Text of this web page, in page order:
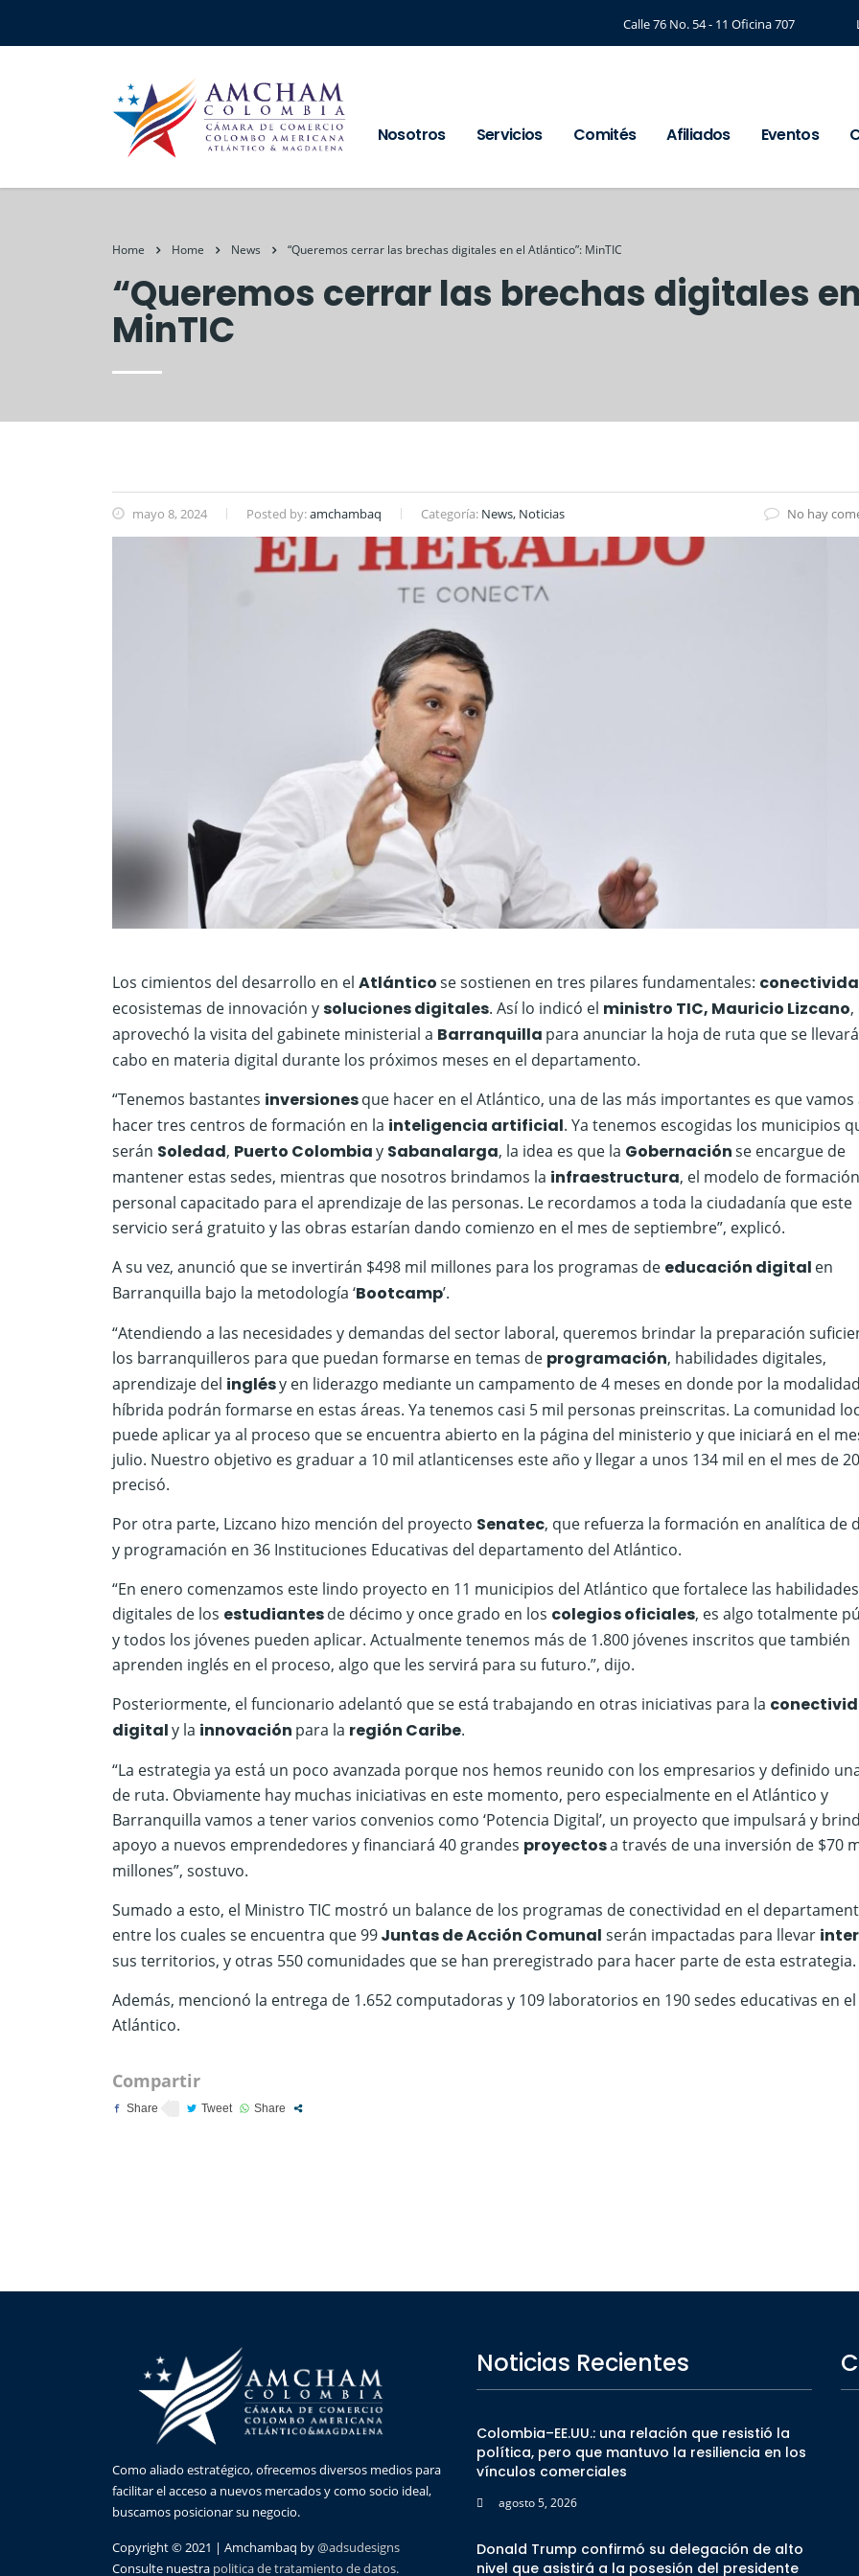
Calle 76 No. 54 - 11 Oficina 707
Nosotros Servicios Comités Afiliados Eventos
Home Home News “Queremos cerrar las brechas digitales en el Atlántico”: MinTIC
“Queremos cerrar las brechas digitales
MinTIC
mayo 8, 2024 Posted by:amchambaq Categoría: News, Noticias No hay
Los cimientos del desarrollo en el Atlánticose sostienen en tres pilares fundamentales:
ecosistemas de innovación ysoluciones digitales. Así lo indicó el ministro TIC, Mauricio Lizcano
aprovechó la visita del gabinete ministerial a Barranquilla para anunciar la hoja de ruta que se
cabo en materia digital durante los próximos meses en el departamento.
“Tenemos bastantes inversionesque hacer en el Atlántico, una de las más importantes es que vamos
hacer tres centros de formación en la inteligencia artificial. Ya tenemos escogidas los municipios
serán Soledad, Puerto Colombiay Sabanalarga, la idea es que la Gobernaciónse encargue de
mantener estas sedes, mientras que nosotros brindamos la infraestructura, el modelo de
personal capacitado para el aprendizaje de las personas. Le recordamos a toda la ciudadanía que este
servicio será gratuito y las obras estarían dando comienzo en el mes de septiembre”, explicó.
A su vez, anunció que se invertirán $498 mil millones para los programas de educación digital en
Barranquilla bajo la metodología ‘Bootcamp’.
“Atendiendo a las necesidades y demandas del sector laboral, queremos brindar la preparación
los barranquilleros para que puedan formarse en temas de programación, habilidades digitales,
aprendizaje del inglésy en liderazgo mediante un campamento de 4 meses en donde por la modalidad
híbrida podrán formarse en estas áreas. Ya tenemos casi 5 mil personas preinscritas. La comunidad
puede aplicar ya al proceso que se encuentra abierto en la página del ministerio y que iniciará en el
julio. Nuestro objetivo es graduar a 10 mil atlanticenses este año y llegar a unos 134 mil en el mes de
precisó.
Por otra parte, Lizcano hizo mención del proyecto Senatec, que refuerza la formación en analítica de
y programación en 36 Instituciones Educativas del departamento del Atlántico.
“En enero comenzamos este lindo proyecto en 11 municipios del Atlántico que fortalece las habilidades
digitales de los estudiantesde décimo y once grado en los colegios oficiales, es algo totalmente
y todos los jóvenes pueden aplicar. Actualmente tenemos más de 1.800 jóvenes inscritos que también
aprenden inglés en el proceso, algo que les servirá para su futuro.”, dijo.
Posteriormente, el funcionario adelantó que se está trabajando en otras iniciativas para la
digitaly la innovación para la región Caribe.
“La estrategia ya está un poco avanzada porque nos hemos reunido con los empresarios y definido
de ruta. Obviamente hay muchas iniciativas en este momento, pero especialmente en el Atlántico y
Barranquilla vamos a tener varios convenios como ‘Potencia Digital’, un proyecto que impulsará y
apoyo a nuevos emprendedores y financiará 40 grandes proyectosa través de una inversión de $70
millones”, sostuvo.
Sumado a esto, el Ministro TIC mostró un balance de los programas de conectividad en el
entre los cuales se encuentra que 99Juntas de Acción Comunal serán impactadas para llevar
sus territorios, y otras 550 comunidades que se han preregistrado para hacer parte de esta estrategia.
Además, mencionó la entrega de 1.652 computadoras y 109 laboratorios en 190 sedes educativas en el
Atlántico.
Compartir
Como aliado estratégico, ofrecemos diversos medios para
facilitar el acceso a nuevos mercados y como socio ideal,
buscamos posicionar su negocio.
Copyright © 2021 | Amchambaq by@adsudesigns
Consulte nuestra politica de tratamiento de datos.
Noticias Recientes
Colombia–EE.UU.: una relación que resistió la
política, pero que mantuvo la resiliencia en los
vínculos comerciales
agosto 5, 2026
Donald Trump confirmó su delegación de alto
nivel que asistirá a la posesión del presidente